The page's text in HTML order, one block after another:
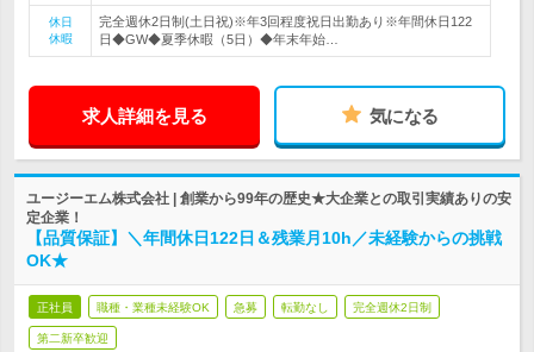
休日
休暇
完全週休2日制(土日祝)※年3回程度祝日出勤あり※年間休日122
日◆GW◆夏季休暇（5日）◆年末年始…
求人詳細を見る 気になる
ユージーエム株式会社 | 創業から99年の歴史★大企業との取引実績ありの安
定企業！
【品質保証】＼年間休日122日＆残業月10h／未経験からの挑戦
OK★
正社員 職種・業種未経験OK 急募 転勤なし 完全週休2日制
第二新卒歓迎